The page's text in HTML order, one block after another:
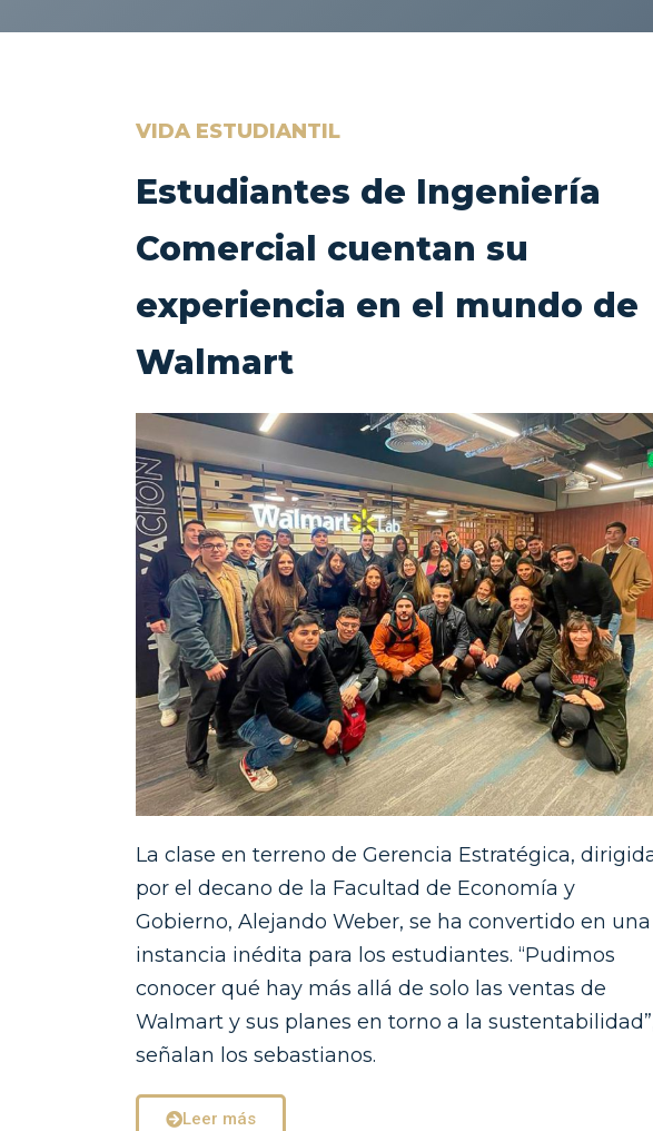
VIDA ESTUDIANTIL
Estudiantes de Ingeniería
Comercial cuentan su
experiencia en el mundo de
Walmart
La clase en terreno de Gerencia Estratégica,
por el decano de la Facultad de Economía y
Gobierno, Alejando Weber, se ha convertido en una
instancia inédita para los estudiantes. “Pudimos
conocer qué hay más allá de solo las ventas de
Walmart y sus planes en torno a la
señalan los sebastianos.
Leer más